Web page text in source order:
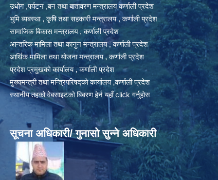
उधोग ,पर्यटन ,बन तथा बातावरण मन्त्रालय कर्णाली प्रदेश
भुमि ब्यबस्था , कृषि तथा सहकारी मन्त्रालय , कर्णाली प्रदेश
सामाजिक बिकास मन्त्रालय , कर्णाली प्रदेश
आन्तरिक मामिला तथा कानुन मन्त्रालय , कर्णाली प्रदेश
आर्थिक मामिला तथा योजना मन्त्रालय , कर्णाली प्रदेश
प्रदेश प्रमुखको कार्यालय , कर्णाली प्रदेश
मुख्यमन्त्री तथा मन्त्रिपरिषद्को कार्यालय ,कर्णाली प्रदेश
स्थानीय तहको वेबसाइटको बिबरण हेर्न यहाँ click गर्नुहोस
सूचना अधिकारी/ गुनासो सुन्ने अधिकारी